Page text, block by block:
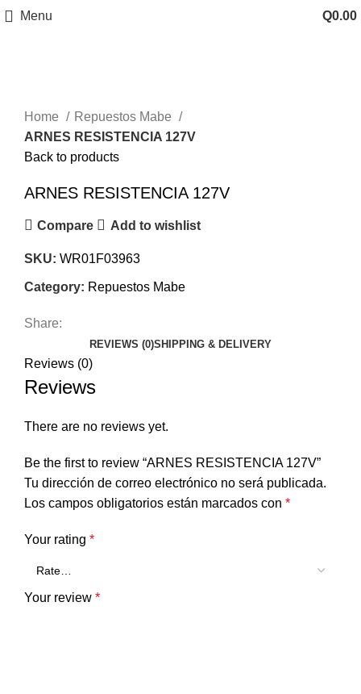
Menu Q0.00
Home
Repuestos Mabe
ARNES RESISTENCIA 127V
Back to products
ARNES RESISTENCIA 127V
Compare Add to wishlist
SKU: WR01F03963
Category: Repuestos Mabe
Share:
REVIEWS (0)SHIPPING & DELIVERY
Reviews (0)
Reviews
There are no reviews yet.
Be the first to review “ARNES RESISTENCIA 127V”
Tu dirección de correo electrónico no será publicada.
Los campos obligatorios están marcados con *
Your rating *
Your review *